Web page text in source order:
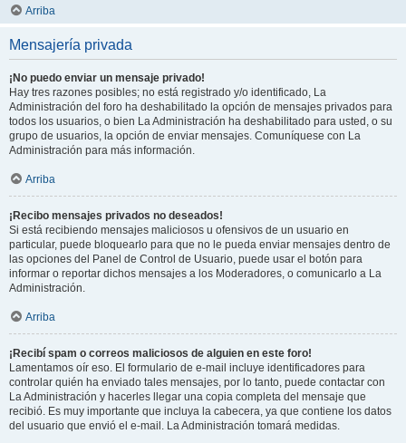
Arriba
Mensajería privada
¡No puedo enviar un mensaje privado!
Hay tres razones posibles; no está registrado y/o identificado, La
Administración del foro ha deshabilitado la opción de mensajes privados para
todos los usuarios, o bien La Administración ha deshabilitado para usted, o su
grupo de usuarios, la opción de enviar mensajes. Comuníquese con La
Administración para más información.
Arriba
¡Recibo mensajes privados no deseados!
Si está recibiendo mensajes maliciosos u ofensivos de un usuario en
particular, puede bloquearlo para que no le pueda enviar mensajes dentro de
las opciones del Panel de Control de Usuario, puede usar el botón para
informar o reportar dichos mensajes a los Moderadores, o comunicarlo a La
Administración.
Arriba
¡Recibí spam o correos maliciosos de alguien en este foro!
Lamentamos oír eso. El formulario de e-mail incluye identificadores para
controlar quién ha enviado tales mensajes, por lo tanto, puede contactar con
La Administración y hacerles llegar una copia completa del mensaje que
recibió. Es muy importante que incluya la cabecera, ya que contiene los datos
del usuario que envió el e-mail. La Administración tomará medidas.